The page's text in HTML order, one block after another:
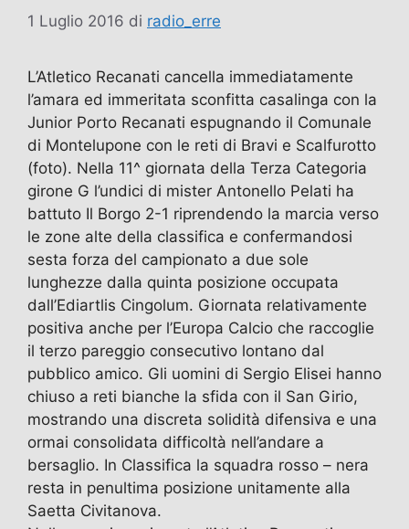
1 Luglio 2016 di radio_erre
L’Atletico Recanati cancella immediatamente
l’amara ed immeritata sconfitta casalinga con la
Junior Porto Recanati espugnando il Comunale
di Montelupone con le reti di Bravi e Scalfurotto
(foto). Nella 11^ giornata della Terza Categoria
girone G l’undici di mister Antonello Pelati ha
battuto Il Borgo 2-1 riprendendo la marcia verso
le zone alte della classifica e confermandosi
sesta forza del campionato a due sole
lunghezze dalla quinta posizione occupata
dall’Ediartlis Cingolum. Giornata relativamente
positiva anche per l’Europa Calcio che raccoglie
il terzo pareggio consecutivo lontano dal
pubblico amico. Gli uomini di Sergio Elisei hanno
chiuso a reti bianche la sfida con il San Girio,
mostrando una discreta solidità difensiva e una
ormai consolidata difficoltà nell’andare a
bersaglio. In Classifica la squadra rosso – nera
resta in penultima posizione unitamente alla
Saetta Civitanova.